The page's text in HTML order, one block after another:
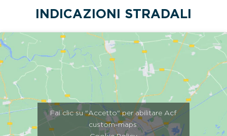
INDICAZIONI STRADALI
Fai clic su "Accetto" per abilitare Acf
custom-maps